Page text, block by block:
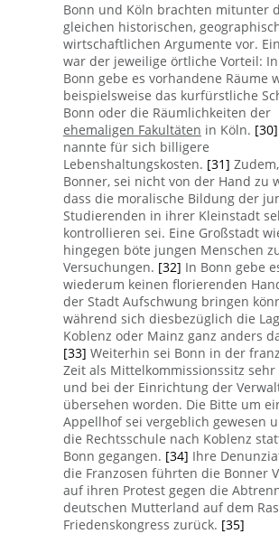
Bonn und Köln brachten mitunter
gleichen historischen,
wirtschaftlichen Argumente vor.
war der jeweilige örtliche Vorteil:
Bonn gebe es vorhandene Räume
beispielsweise das kurfürstliche
Bonn oder die Räumlichkeiten der
ehemaligen Fakultäten in Köln. [30]
nannte für sich billigere
Lebenshaltungskosten. [31]
Bonner, sei nicht von der Hand zu
dass die moralische Bildung der
Studierenden in ihrer Kleinstadt
kontrollieren sei. Eine Großstadt
hingegen böte jungen Menschen
Versuchungen. [32] In Bonn gebe
wiederum keinen florierenden
der Stadt Aufschwung bringen
während sich diesbezüglich die
Koblenz oder Mainz ganz anders
[33] Weiterhin sei Bonn in der
Zeit als Mittelkommissionssitz
und bei der Einrichtung der
übersehen worden. Die Bitte um
Appellhof sei vergeblich gewesen
die Rechtsschule nach Koblenz
Bonn gegangen. [34] Ihre
die Franzosen führten die Bonner
auf ihren Protest gegen die
deutschen Mutterland auf dem
Friedenskongress zurück. [35]